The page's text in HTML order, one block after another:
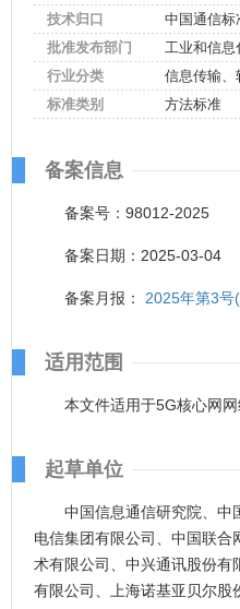
技术归口
中国通信标
批准发布部门
工业和信息
行业分类
信息传输、
标准类别
方法标准
备案信息
备案号：98012-2025
备案日期：2025-03-04
备案月报： 2025年第3号
适用范围
本文件适用于5G核心网网
起草单位
中国信息通信研究院、中
电信集团有限公司、中国联
术有限公司、中兴通讯股份有
有限公司、上海诺基亚贝尔股